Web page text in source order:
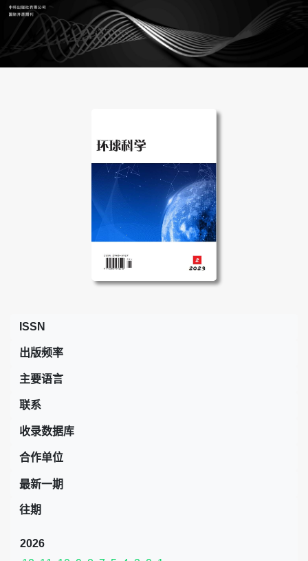
ISSN
出版频率
主要语言
联系
收录数据库
合作单位
最新一期
往期
2026